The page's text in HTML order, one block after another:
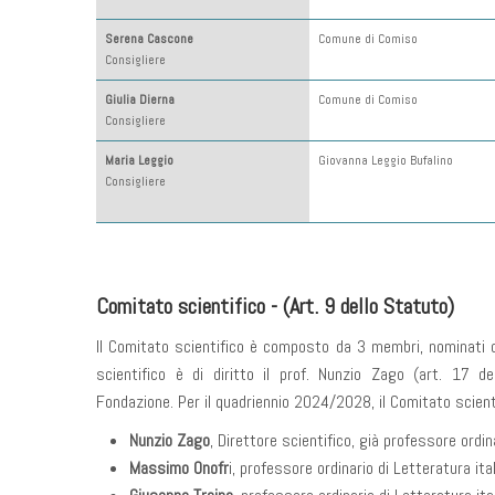
Serena Cascone
Consigliere
Comune di Comiso
Giulia Dierna
Consigliere
Comune di Comiso
Maria Leggio
Consigliere
Giovanna Leggio Bufalino
Comitato scientifico - (Art. 9 dello Statuto)
Il Comitato scientifico è composto da 3 membri,
scientifico è di diritto il prof. Nunzio Zago (art. 17
Fondazione. Per il quadriennio 2024/2028, il Comitato
Nunzio Zago, Direttore scientifico, già professore
Massimo Onofri, professore ordinario di Letteratura